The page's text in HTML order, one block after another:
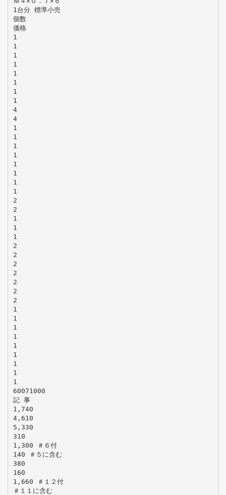
1台分 標準小売
個数
価格
1
1
1
1
1
1
1
1
4
4
1
1
1
1
1
1
1
1
2
2
1
1
1
2
2
2
2
2
2
2
1
1
1
1
1
1
1
1
1
60071000
記 事
1,740
4,610
5,330
310
1,300 ＃６付
140 ＃５に含む
380
160
1,660 ＃１２付
＃１１に含む